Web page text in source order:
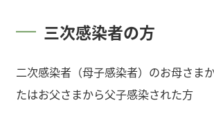
三次感染者の方
二次感染者（母子感染者）のお母さま
たはお父さまから父子感染された方